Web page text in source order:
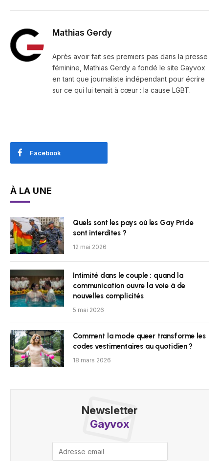
Mathias Gerdy
Après avoir fait ses premiers pas dans la presse
féminine, Mathias Gerdy a fondé le site Gayvox
en tant que journaliste indépendant pour écrire
sur ce qui lui tenait à cœur : la cause LGBT.
Facebook
À LA UNE
Quels sont les pays où les Gay Pride
sont interdites ?
12 mai 2026
Intimité dans le couple : quand la
communication ouvre la voie à de
nouvelles complicités
5 mai 2026
Comment la mode queer transforme les
codes vestimentaires au quotidien ?
18 mars 2026
Newsletter
Gayvox